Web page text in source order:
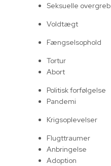
Seksuelle overgreb
Voldtægt
Fængselsophold
Tortur
Abort
Politisk forfølgelse
Pandemi
Krigsoplevelser
Flugttraumer
Anbringelse
Adoption